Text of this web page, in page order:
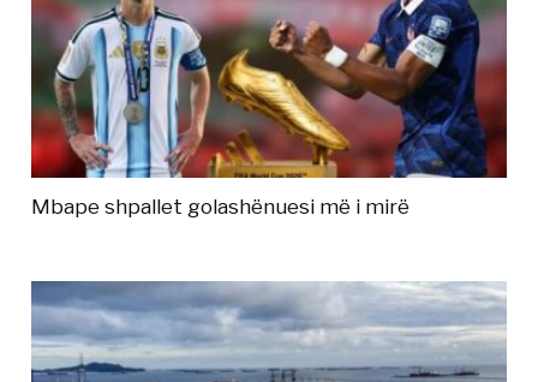
Mbape shpallet golashënuesi më i mirë